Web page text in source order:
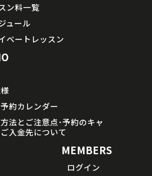
ン料一覧
ュール
ベートレッスン
約カレンダー
法とご注意点･予約のキャ
入金先について
MEMBERS
ログイン